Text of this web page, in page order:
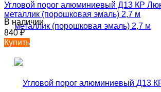
Угловой порог алюминиевый Д13 КР
металлик (порошковая эмаль) 2,7 м
В наличии
840₽
Купить